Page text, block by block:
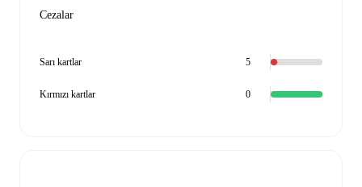
Cezalar
Sarı kartlar 5
Kırmızı kartlar 0